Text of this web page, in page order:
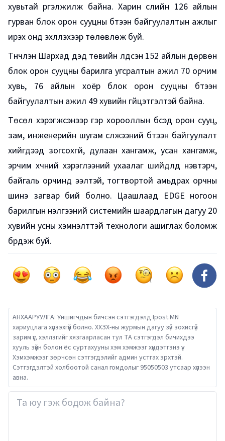
хувьтай үргэлжилж байна. Харин сүүлийн 126 айлын
гурван блок орон сууцны бүтээн байгуулалтын ажлыг
ирэх онд эхлүүлэхээр төлөвлөж буй.
Түүнчлэн Шархад дэд төвийн үлдсэн 152 айлын дөрвөн
блок орон сууцны барилга угсралтын ажил 70 орчим
хувь, 76 айлын хоёр блок орон сууцны бүтээн
байгуулалтын ажил 49 хувийн гүйцэтгэлтэй байна.
Төсөл хэрэгжсэнээр гэр хорооллын бүсэд орон сууц,
зам, инженерийн шугам сүлжээний бүтээн байгуулалт
хийгдээд зогсохгүй, дулаан хангамж, усан хангамж,
эрчим хүчний хэрэглээний ухаалаг шийдлүүд нэвтэрч,
байгаль орчинд ээлтэй, тогтвортой амьдрах орчны
шинэ загвар бий болно. Цаашлаад EDGE ногоон
барилгын үнэлгээний системийн шаардлагын дагуу 20
хувийн усны хэмнэлттэй технологи ашиглах боломж
бүрдэж буй.
АНХААРУУЛГА: Уншигчдын бичсэн сэтгэгдэлд Ipost.MN
хариуцлага хүлээхгүй болно. ХХЗХ-ны журмын дагуу зүй зохисгүй
зарим үг, хэллэгийг хязгаарласан тул ТА сэтгэгдэл бичихдээ
хууль зүйн болон ёс суртахууны хэм хэмжээг хүндэтгэнэ үү.
Хэмхэмжээг зөрчсөн сэтгэгдэлийг админ устгах эрхтэй.
Сэтгэгдэлтэй холбоотой санал гомдолыг 95050503 утсаар хүлээн
авна.